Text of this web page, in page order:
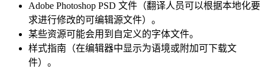
Adobe Photoshop PSD 文件（翻译人员可以根据本地化要
求进行修改的可编辑源文件）。
某些资源可能会用到自定义的字体文件。
样式指南（在编辑器中显示为语境或附加可下载文
件）。